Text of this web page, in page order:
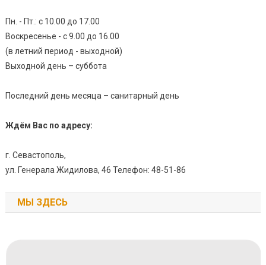
Пн. - Пт.: с 10.00 до 17.00
Воскресенье - с 9.00 до 16.00
(в летний период - выходной)
Выходной день – суббота
Последний день месяца – санитарный день
Ждём Вас по адресу:
г. Севастополь,
ул. Генерала Жидилова, 46 Телефон: 48-51-86
МЫ ЗДЕСЬ